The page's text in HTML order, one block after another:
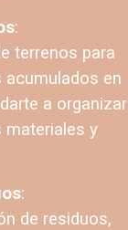
:
terrenos para
en
a organizar
materiales y
:
de residuos,